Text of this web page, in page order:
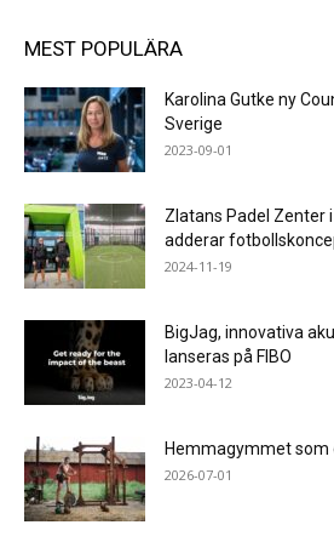
MEST POPULÄRA
Karolina Gutke ny
Sverige
2023-09-01
Zlatans Padel Zenter
adderar
2024-11-19
BigJag, innovativa
lanseras på FIBO
2023-04-12
Hemmagymmet som
2026-07-01